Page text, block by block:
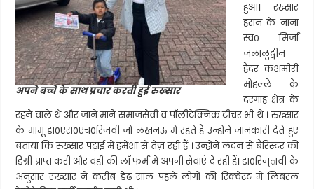
अपने बच्चे के साथ प्रचार करती हुई रुख्सार
हुआ। रख्सार
हसन के नाना
स्व0 मिर्जा
जलालुद्वीन
हैदर कशमीरी
मोहल्ले के
दरगाह क्षेत्र के
रहने वाले थे और जाने माने समाजसेवी व पॉलीटेक्निक टीचर भी थे । रुख्सार
के मामू डा0एस0एच0रिज़वी जो लखनऊ में रहते हैं उन्होंने जानकारी देते हुए
बताया कि रुख्सार पढ़ाई में हमेशा से तेज़ रहीं हैं । उन्होंने लंदन से बैरिस्टर की
डिग्री प्राप्त करी और वहीं की लॉ फर्म में अपनी सेवाएं दे रही हैं। डा0रिज़्ावी के
अनुसार रुख्सार ने करीब डेढ़ साल पहले लोगों की रिक्वेस्ट में लिबरल